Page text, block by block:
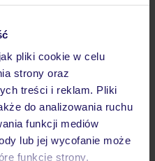
pliki cookie w celu
strony oraz
treści i reklam. Pliki
do analizowania ruchu
funkcji mediów
lub jej wycofanie może
funkcje strony.